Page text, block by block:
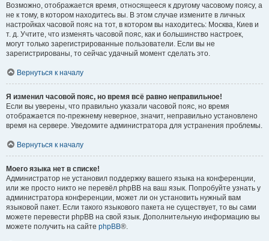
Возможно, отображается время, относящееся к другому часовому поясу, а
не к тому, в котором находитесь вы. В этом случае измените в личных
настройках часовой пояс на тот, в котором вы находитесь: Москва, Киев и
т. д. Учтите, что изменять часовой пояс, как и большинство настроек,
могут только зарегистрированные пользователи. Если вы не
зарегистрированы, то сейчас удачный момент сделать это.
Вернуться к началу
Я изменил часовой пояс, но время всё равно неправильное!
Если вы уверены, что правильно указали часовой пояс, но время
отображается по-прежнему неверное, значит, неправильно установлено
время на сервере. Уведомите администратора для устранения проблемы.
Вернуться к началу
Моего языка нет в списке!
Администратор не установил поддержку вашего языка на конференции,
или же просто никто не перевёл phpBB на ваш язык. Попробуйте узнать у
администратора конференции, может ли он установить нужный вам
языковой пакет. Если такого языкового пакета не существует, то вы сами
можете перевести phpBB на свой язык. Дополнительную информацию вы
можете получить на сайте phpBB®.